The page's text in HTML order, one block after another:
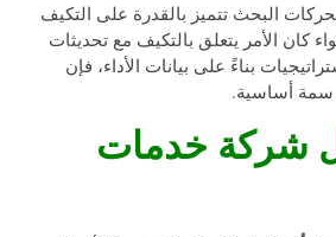
البحث تتميز بالقدرة على التكيف
كان الأمر يتعلق بالتكيف مع تحديثات
بناءً على بيانات الأداء، فإن
سمة أساسية.
شركة خدمات